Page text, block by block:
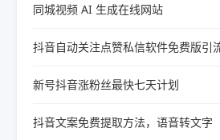
同城视频 AI 生成在线网站
抖音自动关注点赞私信软件免费版引
新号抖音涨粉丝最快七天计划
抖音文案免费提取方法，语音转文字